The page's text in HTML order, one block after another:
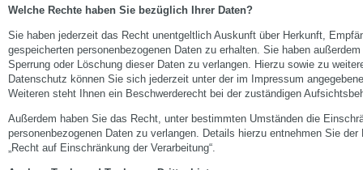
Welche Rechte haben Sie bezüglich Ihrer Daten?
Sie haben jederzeit das Recht unentgeltlich Auskunft über Herkunft,
gespeicherten personenbezogenen Daten zu erhalten. Sie haben
Sperrung oder Löschung dieser Daten zu verlangen. Hierzu sowie zu
Datenschutz können Sie sich jederzeit unter der im Impressum
Weiteren steht Ihnen ein Beschwerderecht bei der zuständigen
Außerdem haben Sie das Recht, unter bestimmten Umständen die
personenbezogenen Daten zu verlangen. Details hierzu entnehmen Sie
„Recht auf Einschränkung der Verarbeitung“.